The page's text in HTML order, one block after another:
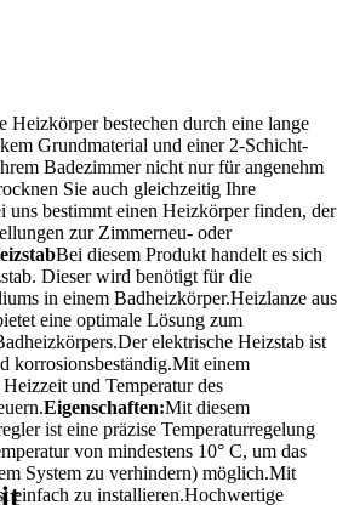
Heizkörper bestechen durch eine lange
Grundmaterial und einer 2-Schicht-
Badezimmer nicht nur für angenehm
Sie auch gleichzeitig Ihre
uns bestimmt einen Heizkörper finden, der
zur Zimmerneu- oder
Bei diesem Produkt handelt es sich
Dieser wird benötigt für die
in einem Badheizkörper.Heizlanze aus
eine optimale Lösung zum
elektrische Heizstab ist
korrosionsbeständig.Mit einem
und Temperatur des
Eigenschaften:Mit diesem
ist eine präzise Temperaturregelung
von mindestens 10° C, um das
System zu verhindern) möglich.Mit
einfach zu installieren.Hochwertige